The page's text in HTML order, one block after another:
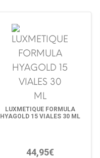
LUXMETIQUE FORMULA
HYAGOLD 15 VIALES 30 ML
44,95€